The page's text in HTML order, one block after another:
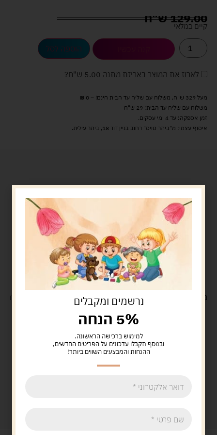
129.00ש"ח
קיים במלאי
הוספה לסל
לארוז את המוצר באריזת מתנה 5.00 ש"ח ?
מעל 329 ש"ח, משלוח עם שליח עד הבית חינם! – 0 ₪
משלוח עם שליח עד הבית: 29 ש"ח
זמן אספקה: עד 4 ימי עסקים.
איסוף עצמי: מ"ביתר טויס" רחוב בניין דוד 18, ביתר עילית.
משלוח בקנייה מעל 329 ש"ח משלוח עםנרשמים ומקבלים
5% הנחה
למימוש ברכישה הראשונה.
ובנוסף תקבלו עדכונים על הפריטים החדשים,
ההנחות והמבצעים השווים ביותר!